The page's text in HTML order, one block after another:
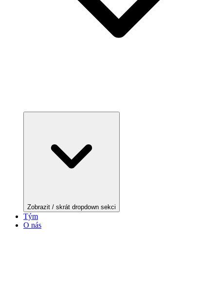
Zobrazit / skrát dropdown sekci
Tým
O nás